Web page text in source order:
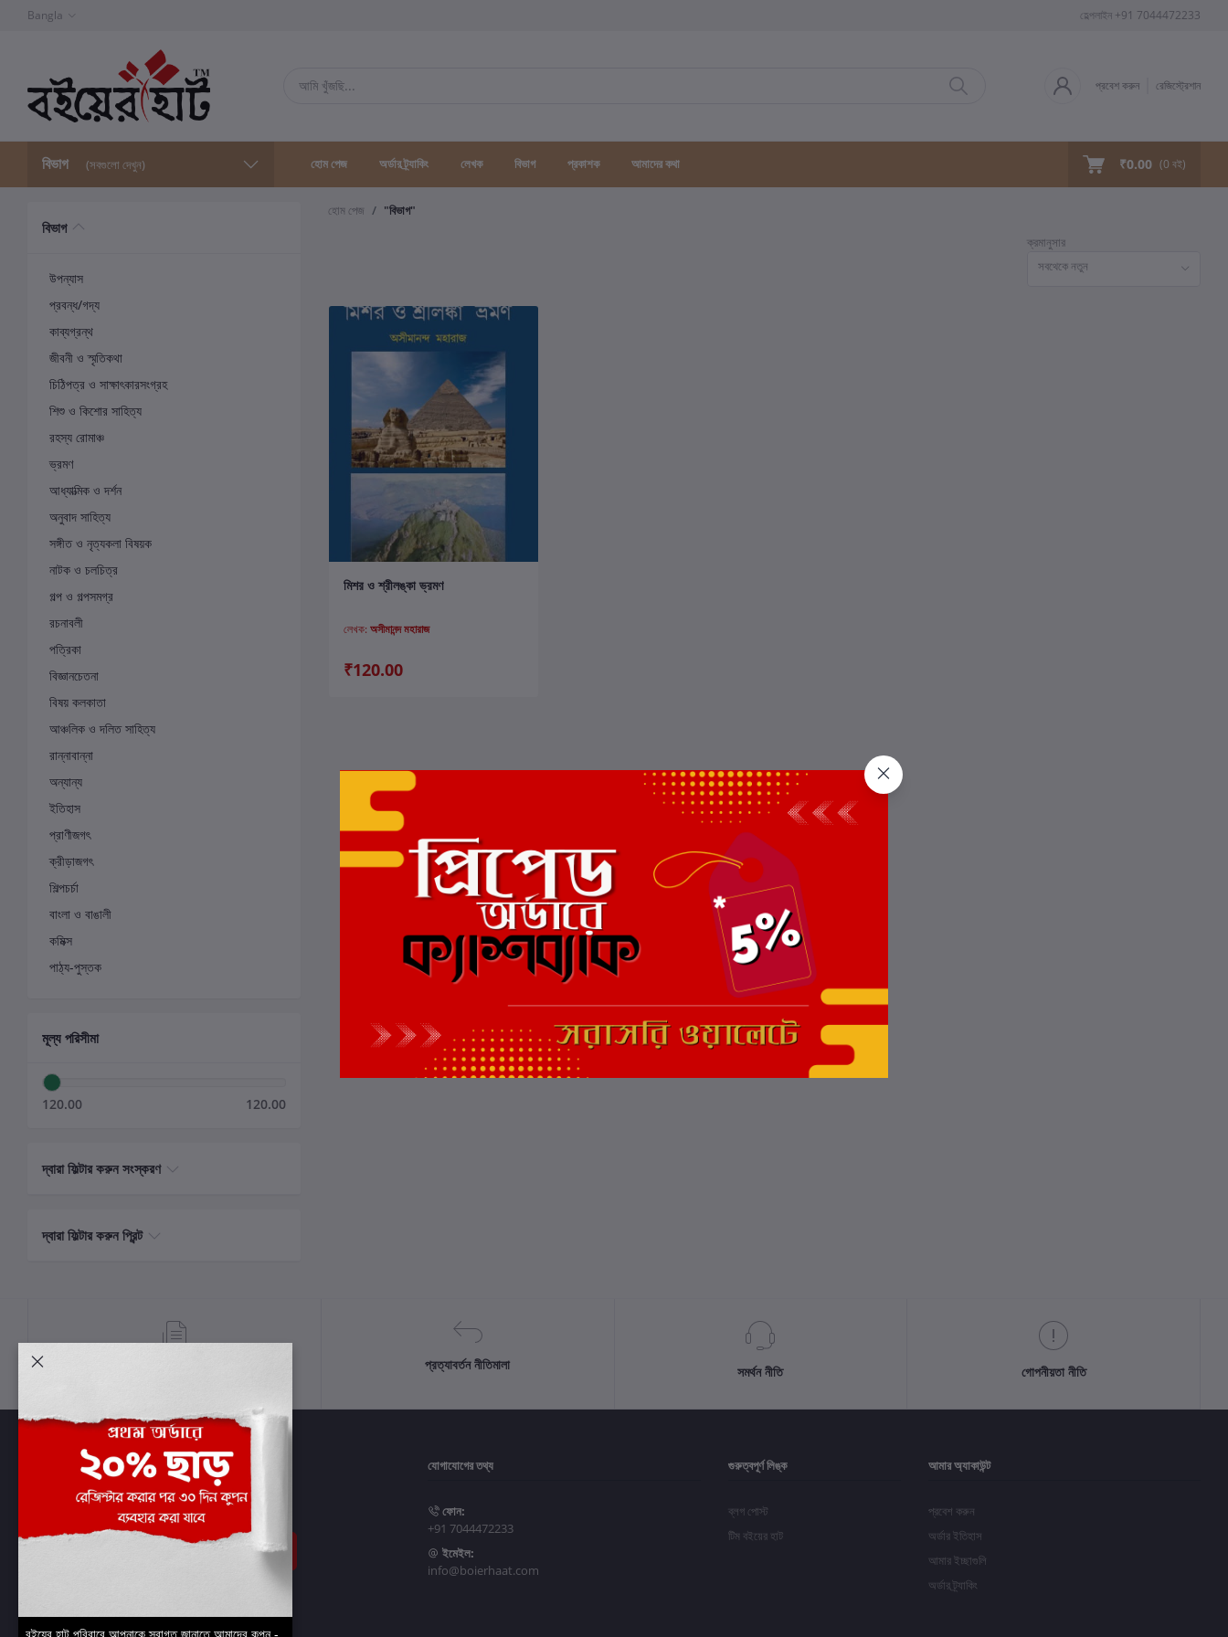
Bangla হেল্পলাইন +91 7044472233
প্রবেশ করুন রেজিস্ট্রেশান
বিভাগ (সবগুলো দেখুন) হোম পেজ অর্ডার ট্র্যাকিং লেখক বিভাগ প্রকাশক আমাদের কথা ₹0.00 (0 বই)
বিভাগ
উপন্যাস
প্রবন্ধ/গদ্য
কাব্যগ্রন্থ
জীবনী ও স্মৃতিকথা
চিঠিপত্র ও সাক্ষাৎকারসংগ্রহ
শিশু ও কিশোর সাহিত্য
রহস্য রোমাঞ্চ
ভ্রমণ
আধ্যাত্মিক ও দর্শন
অনুবাদ সাহিত্য
সঙ্গীত ও নৃত্যকলা বিষয়ক
নাটক ও চলচিত্র
গল্প ও গল্পসমগ্র
রচনাবলী
পত্রিকা
বিজ্ঞানচেতনা
বিষয় কলকাতা
আঞ্চলিক ও দলিত সাহিত্য
রান্নাবান্না
অন্যান্য
ইতিহাস
প্রাণীজগৎ
ক্রীড়াজগৎ
শিল্পচর্চা
বাংলা ও বাঙালী
কমিক্স
পাঠ্য-পুস্তক
মূল্য পরিসীমা
120.00 120.00
দ্বারা ফিল্টার করুন সংস্করণ
দ্বারা ফিল্টার করুন প্রিন্ট
হোম পেজ
"বিভাগ"
ক্রমানুসার
সবথেকে নতুন
কার্টে যোগ করুন
মিশর ও শ্রীলঙ্কা ভ্রমণ
লেখক: অসীমানন্দ মহারাজ
₹120.00
প্রত্যাবর্তন নীতিমালা সমর্থন নীতি গোপনীয়তা নীতি
সাবস্ক্রাইব
যোগাযোগের তথ্য
ফোন:
+91 7044472233
ইমেইল:
info@boierhaat.com
গুরুত্বপূর্ণ লিঙ্ক
ব্লগ পোস্ট
টিম বইয়ের হাট
আমার অ্যাকাউন্ট
প্রবেশ করুন
অর্ডার ইতিহাস
আমার ইচ্ছাগুলি
অর্ডার ট্র্যাকিং